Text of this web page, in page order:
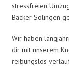
stressfreien
Bäcker Solingen
Wir haben
dir mit unserem
reibungslos